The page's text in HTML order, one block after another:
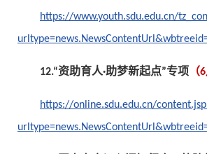
https://www.youth.sdu.edu.cn/
12.“资助育人·助梦新起点”专项 （
https://online.sdu.edu.cn/